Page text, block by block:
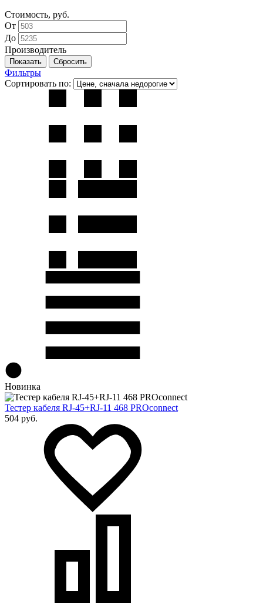
Стоимость, руб.
От
До
Производитель
Фильтры
Сортировать по:
Новинка
Тестер кабеля RJ-45+RJ-11 468 PROconnect
504 руб.